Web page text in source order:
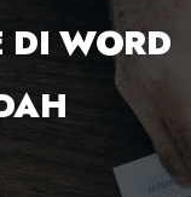
DI WORD